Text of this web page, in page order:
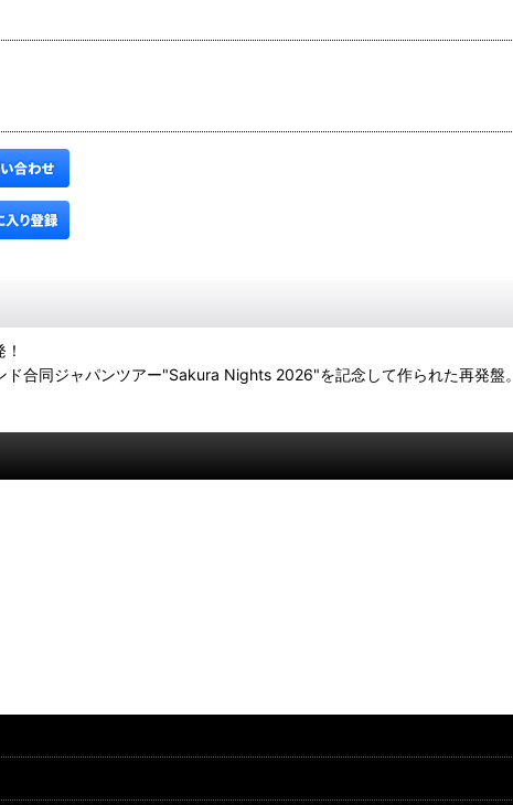
合同ジャパンツアー"Sakura Nights 2026"を記念して作られた再発盤。